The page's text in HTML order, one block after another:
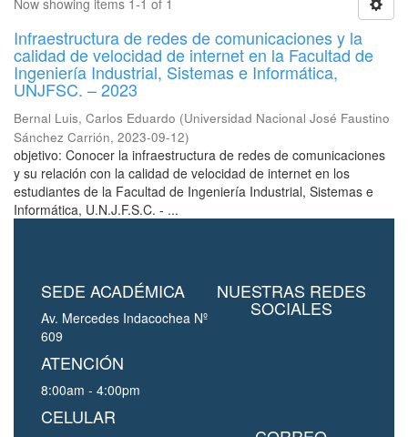
Now showing items 1-1 of 1
Infraestructura de redes de comunicaciones y la
calidad de velocidad de internet en la Facultad de
Ingeniería Industrial, Sistemas e Informática,
UNJFSC. – 2023
Bernal Luis, Carlos Eduardo (Universidad Nacional José Faustino
Sánchez Carrión, 2023-09-12)
objetivo: Conocer la infraestructura de redes de comunicaciones
y su relación con la calidad de velocidad de internet en los
estudiantes de la Facultad de Ingeniería Industrial, Sistemas e
Informática, U.N.J.F.S.C. - ...
SEDE ACADÉMICA
Av. Mercedes Indacochea Nº
609
ATENCIÓN
8:00am - 4:00pm
CELULAR
NUESTRAS REDES
SOCIALES